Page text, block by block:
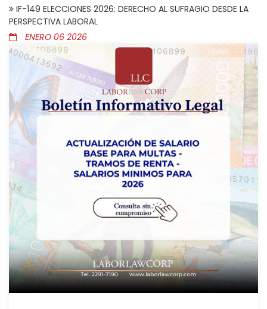
IF-149 ELECCIONES 2026: DERECHO AL SUFRAGIO DESDE LA
PERSPECTIVA LABORAL
ENERO 06 2026